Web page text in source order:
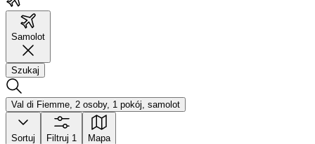
Samolot
Szukaj
Val di Fiemme, 2 osoby, 1 pokój, samolot
Sortuj Filtruj 1 Mapa